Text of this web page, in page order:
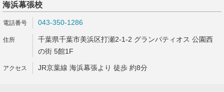
海浜幕張校
043-350-1286
千葉県千葉市美浜区打瀬2-1-2 グランパティオス 公園西
の街 5館1F
JR京葉線 海浜幕張より 徒歩 約8分